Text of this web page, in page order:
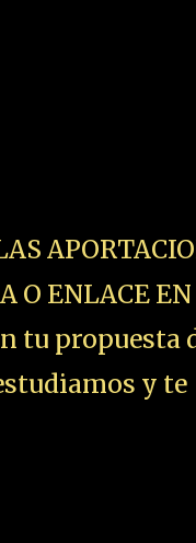
O ENLACE
tu propuesta
y te